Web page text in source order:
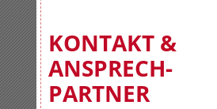
KONTAKT &
ANSPRECH-
PARTNER